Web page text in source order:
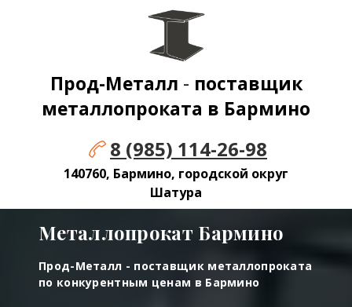
Прод-Металл - поставщик
металлопроката в Бармино
8 (985) 114-26-98
140760, Бармино, городской округ
Шатура
Металлопрокат Бармино
Прод-Металл - поставщик металлопроката
по конкурентным ценам в Бармино